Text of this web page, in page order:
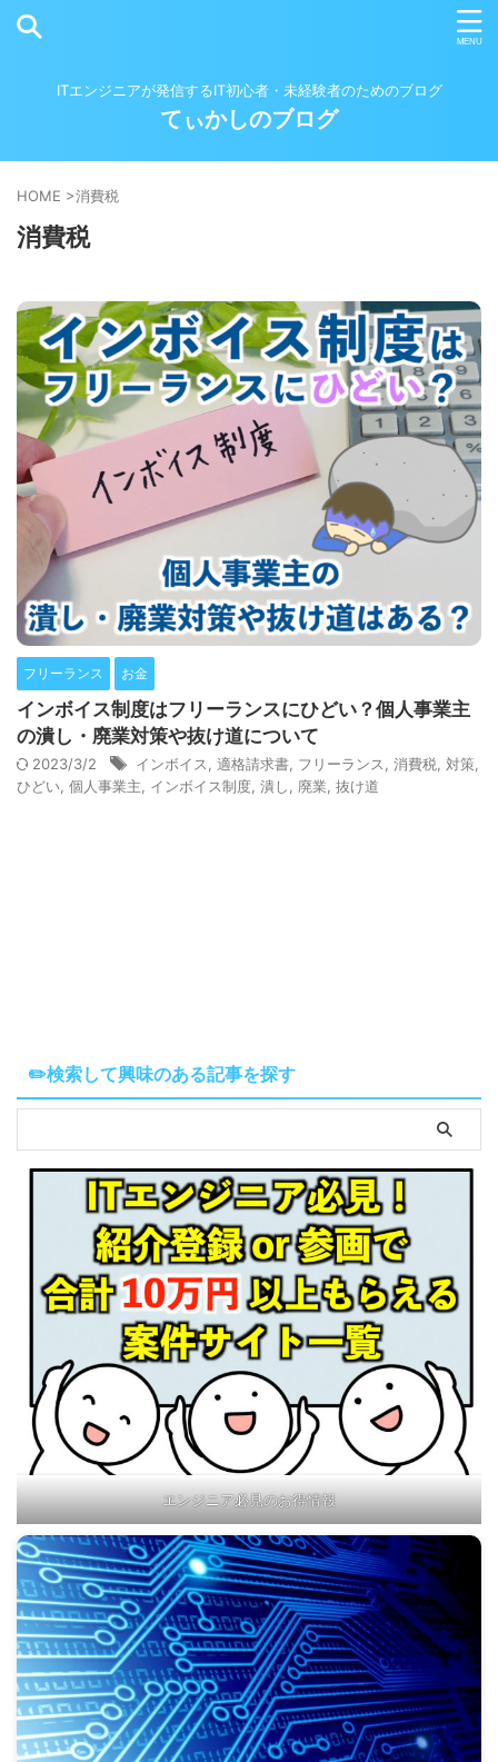
ITエンジニアが発信するIT初心者・未経験者のためのブログ
てぃかしのブログ
HOME >消費税
消費税
フリーランス お金
インボイス制度はフリーランスにひどい？個人事業主
の潰し・廃業対策や抜け道について
2023/3/2 インボイス, 適格請求書, フリーランス, 消費税, 対策,
ひどい, 個人事業主, インボイス制度, 潰し, 廃業, 抜け道
✏️検索して興味のある記事を探す
エンジニア必見のお得情報